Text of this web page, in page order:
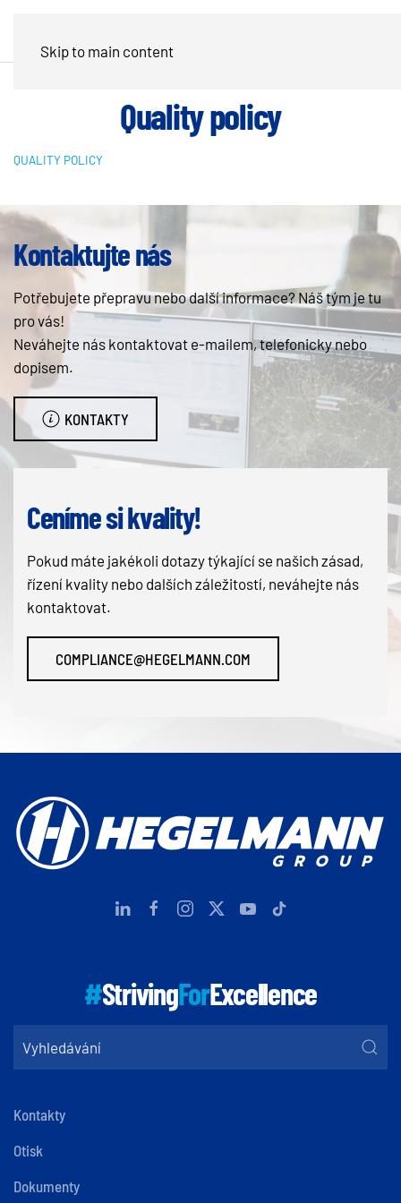
Skip to main content
Quality policy
QUALITY POLICY
Kontaktujte nás
Potřebujete přepravu nebo další informace? Náš tým je tu
pro vás!
Neváhejte nás kontaktovat e-mailem, telefonicky nebo
dopisem.
KONTAKTY
Ceníme si kvality!
Pokud máte jakékoli dotazy týkající se našich zásad,
řízení kvality nebo dalších záležitostí, neváhejte nás
kontaktovat.
COMPLIANCE@HEGELMANN.COM
#StrivingForExcellence
Kontakty
Otisk
Dokumenty